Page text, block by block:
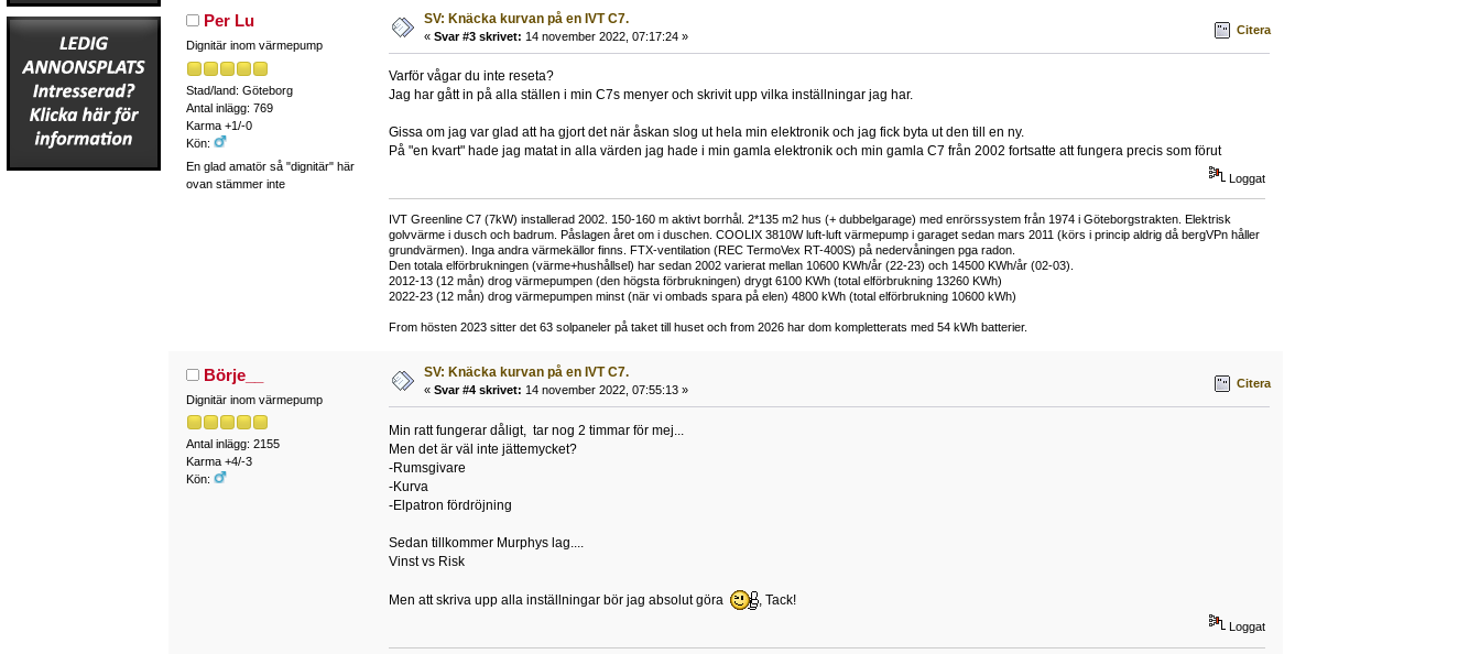
Per Lu
Dignitär inom värmepump
Stad/land: Göteborg
Antal inlägg: 769
Karma +1/-0
Kön:
En glad amatör så "dignitär" här
ovan stämmer inte
SV: Knäcka kurvan på en IVT C7.
« Svar #3 skrivet: 14 november 2022, 07:17:24 » Citera
Varför vågar du inte reseta?
Jag har gått in på alla ställen i min C7s menyer och skrivit upp vilka inställningar jag har.
Gissa om jag var glad att ha gjort det när åskan slog ut hela min elektronik och jag fick byta ut den till en ny.
På "en kvart" hade jag matat in alla värden jag hade i min gamla elektronik och min gamla C7 från 2002 fortsatte att fungera precis som förut
Loggat
IVT Greenline C7 (7kW) installerad 2002. 150-160 m aktivt borrhål. 2*135 m2 hus (+ dubbelgarage) med enrörssystem från 1974 i Göteborgstrakten. Elektrisk
golvvärme i dusch och badrum. Påslagen året om i duschen. COOLIX 3810W luft-luft värmepump i garaget sedan mars 2011 (körs i princip aldrig då bergVPn håller
grundvärmen). Inga andra värmekällor finns. FTX-ventilation (REC TermoVex RT-400S) på nedervåningen pga radon.
Den totala elförbrukningen (värme+hushållsel) har sedan 2002 varierat mellan 10600 KWh/år (22-23) och 14500 KWh/år (02-03).
2012-13 (12 mån) drog värmepumpen (den högsta förbrukningen) drygt 6100 KWh (total elförbrukning 13260 KWh)
2022-23 (12 mån) drog värmepumpen minst (när vi ombads spara på elen) 4800 kWh (total elförbrukning 10600 kWh)
From hösten 2023 sitter det 63 solpaneler på taket till huset och from 2026 har dom kompletterats med 54 kWh batterier.
Börje__
Dignitär inom värmepump
Antal inlägg: 2155
Karma +4/-3
Kön:
SV: Knäcka kurvan på en IVT C7.
« Svar #4 skrivet: 14 november 2022, 07:55:13 » Citera
Min ratt fungerar dåligt, tar nog 2 timmar för mej...
Men det är väl inte jättemycket?
-Rumsgivare
-Kurva
-Elpatron fördröjning
Sedan tillkommer Murphys lag....
Vinst vs Risk
Men att skriva upp alla inställningar bör jag absolut göra , Tack!
Loggat